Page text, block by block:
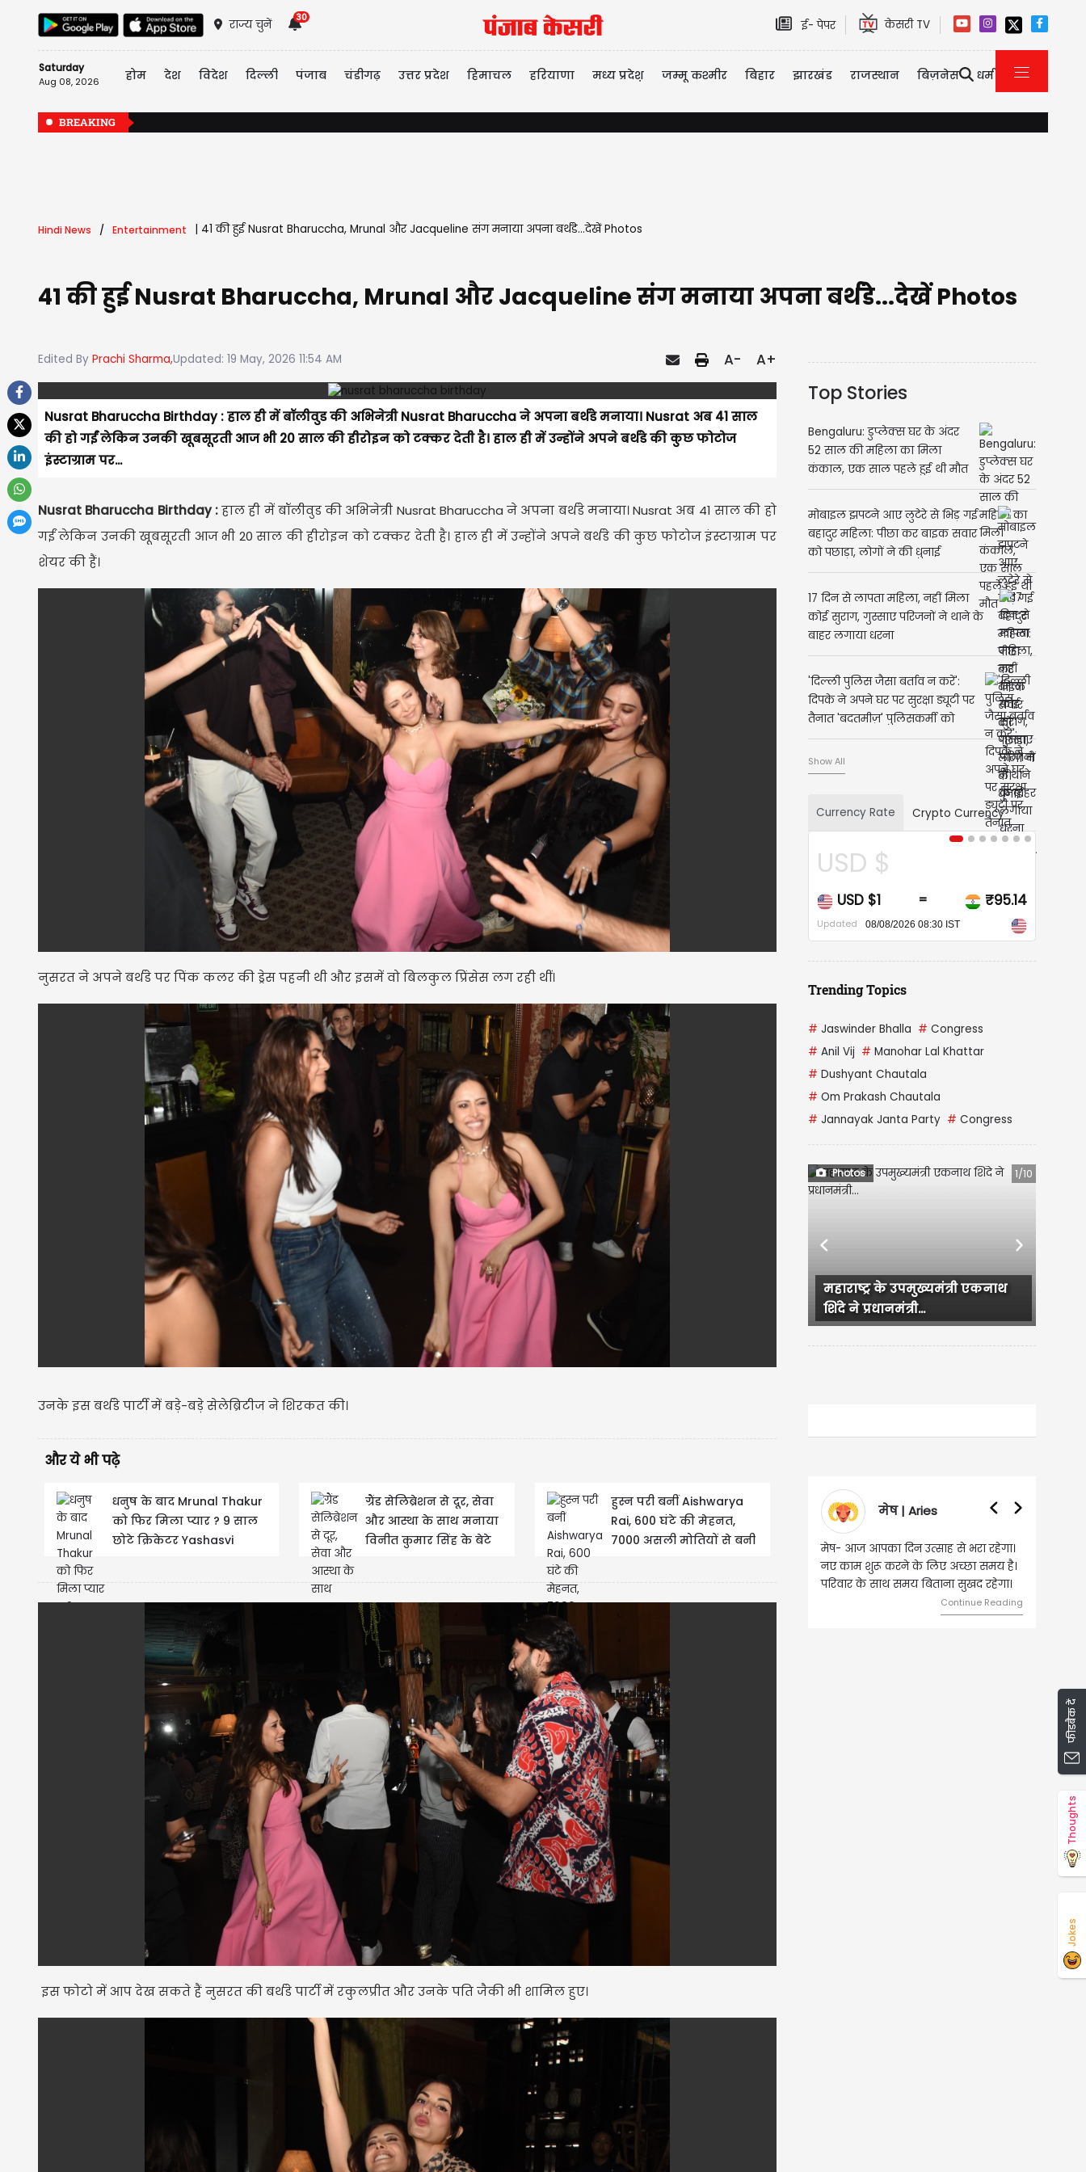
राज्य चुनें
30
ई- पेपर केसरी TV
Saturday
Aug 08, 2026 होम देश विदेश दिल्ली पंजाब चंडीगढ़ उत्तर प्रदेश हिमाचल हरियाणा मध्य प्रदेश़ जम्मू कश्मीर बिहार झारखंड राजस्थान बिज़नेस धर्म
BREAKING
Hindi News Entertainment 41 की हुई Nusrat Bharuccha, Mrunal और Jacqueline संग मनाया अपना बर्थडे...देखें Photos
41 की हुई Nusrat Bharuccha, Mrunal और Jacqueline संग मनाया अपना बर्थडे...देखें Photos
Edited By Prachi Sharma,Updated: 19 May, 2026 11:54 AM A- A+
Nusrat Bharuccha Birthday : हाल ही में बॉलीवुड की अभिनेत्री Nusrat Bharuccha ने अपना बर्थडे मनाया। Nusrat अब 41 साल
की हो गईं लेकिन उनकी खूबसूरती आज भी 20 साल की हीरोइन को टक्कर देती है। हाल ही में उन्होंने अपने बर्थडे की कुछ फोटोज
इंस्टाग्राम पर...
Nusrat Bharuccha Birthday :हाल ही में बॉलीवुड की अभिनेत्री Nusrat Bharuccha ने अपना बर्थडे मनाया। Nusrat अब 41 साल की हो
गईं लेकिन उनकी खूबसूरती आज भी 20 साल की हीरोइन को टक्कर देती है। हाल ही में उन्होंने अपने बर्थडे की कुछ फोटोज इंस्टाग्राम पर
शेयर की हैं।
नुसरत ने अपने बर्थडे पर पिंक कलर की ड्रेस पहनी थी और इसमें वो बिलकुल प्रिंसेस लग रही थीं।
उनके इस बर्थडे पार्टी में बड़े-बड़े सेलेब्रिटीज ने शिरकत की।
और ये भी पढ़े
धनुष के बाद Mrunal Thakur
को फिर मिला प्यार ? 9 साल
छोटे क्रिकेटर Yashasvi
ग्रैंड सेलिब्रेशन से दूर, सेवा
और आस्था के साथ मनाया
विनीत कुमार सिंह के बेटे
हुस्न परी बनीं Aishwarya
Rai, 600 घंटे की मेहनत,
7000 असली मोतियों से बनी
इस फोटो में आप देख सकते हैं नुसरत की बर्थडे पार्टी में रकुलप्रीत और उनके पति जैकी भी शामिल हुए।
Top Stories
Bengaluru: डुप्लेक्स घर के अंदर
52 साल की महिला का मिला
कंकाल, एक साल पहले हुई थी मौत
मोबाइल झपटने आए लुटेरे से भिड़ गई
बहादुर महिला: पीछा कर बाइक सवार
को पछाड़ा, लोगों ने की धुनाई
17 दिन से लापता महिला, नहीं मिला
कोई सुराग, गुस्साए परिजनों ने थाने के
बाहर लगाया धरना
'दिल्ली पुलिस जैसा बर्ताव न करें':
दिपके ने अपने घर पर सुरक्षा ड्यूटी पर
तैनात 'बदतमीज़' पुलिसकर्मी को
हटाने की मांग की
Show All
Currency Rate Crypto Currency
CAD $
CAD $1 = ₹68.20
Updated 08/08/2026 08:30 IST
Trending Topics
# Jaswinder Bhalla # Congress
# Anil Vij # Manohar Lal Khattar
# Dushyant Chautala
# Om Prakash Chautala
# Jannayak Janta Party # Congress
Photos 1/10
Backless dress में Nia Sharma
का Hot अंदाज, Bold Look ने...
Previous Next
वृषभ | Taurus
वृष- आज का दिन इस राशि के जातकों के
लिए शुभ रहने वाला है। धन और नौकरी के
मामलों में सफलता मिलेगी। मित्रों से
मेलजोल बढ़ेगा। आर्थिक निवेश सोच-
फीडबैक दें
Thoughts
Jokes